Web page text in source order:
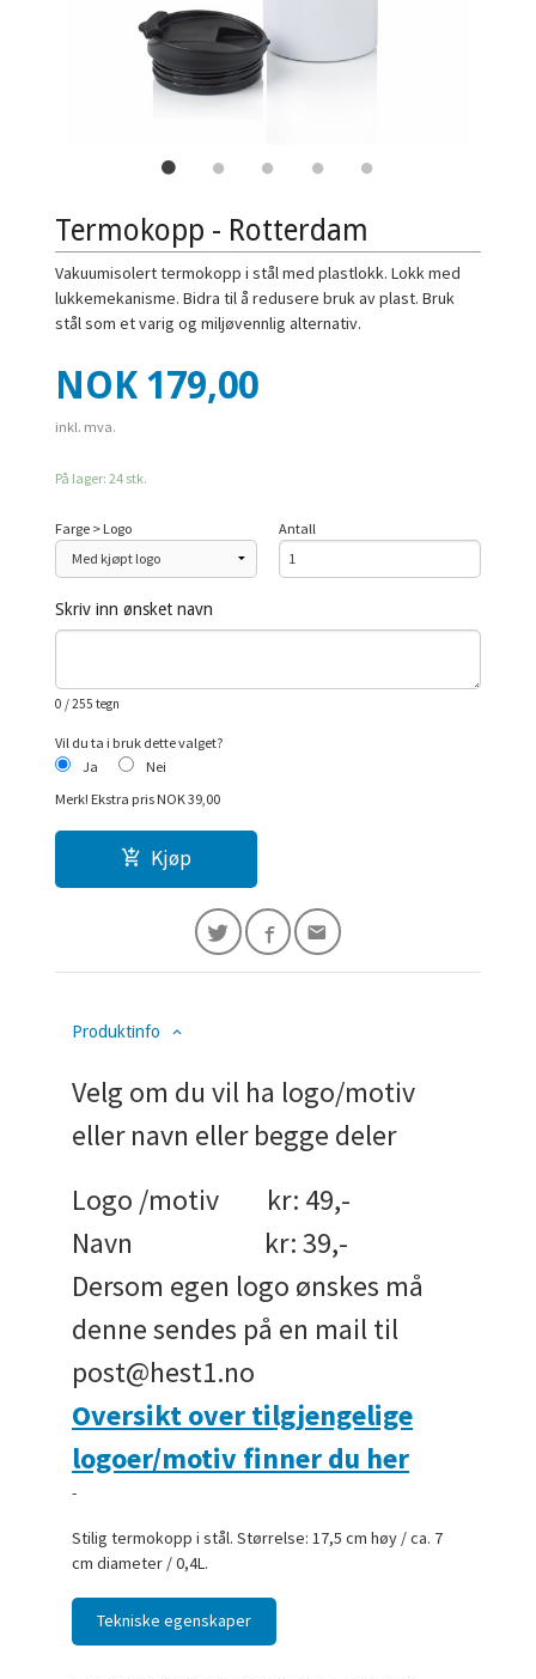
Termokopp - Rotterdam
Vakuumisolert termokopp i stål med plastlokk. Lokk med
lukkemekanisme. Bidra til å redusere bruk av plast. Bruk
stål som et varig og miljøvennlig alternativ.
Pris
NOK 179,00
inkl. mva.
På lager: 24 stk.
Farge > Logo Antall
Skriv inn ønsket navn
0 / 255 tegn
Vil du ta i bruk dette valget?
Ja
Nei
Merk! Ekstra pris NOK 39,00
Kjøp
Produktinfo
Velg om du vil ha logo/motiv
eller navn eller begge deler
Logo /motiv kr: 49,-
Navn kr: 39,-
Dersom egen logo ønskes må
denne sendes på en mail til
post@hest1.no
Oversikt over tilgjengelige
logoer/motiv finner du her
-
Stilig termokopp i stål. Størrelse: 17,5 cm høy / ca. 7
cm diameter / 0,4L.
Tekniske egenskaper